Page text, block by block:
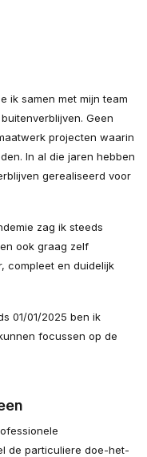
ik samen met mijn team
Geen
projecten waarin
In al die jaren hebben
gerealiseerd voor
zag ik steeds
ook graag zelf
compleet en duidelijk
01/01/2025 ben ik
focussen op de
de particuliere doe-het-